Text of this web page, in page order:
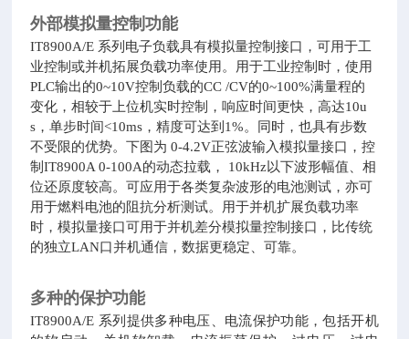
外部模拟量控制功能
IT8900A/E 系列电子负载具有模拟量控制接口，可用于工
业控制或并机拓展负载功率使用。用于工业控制时，使用
PLC输出的0~10V控制负载的CC /CV的0~100%满量程的
变化，相较于上位机实时控制，响应时间更快，高达10u
s，单步时间<10ms，精度可达到1%。同时，也具有步数
不受限的优势。下图为 0-4.2V正弦波输入模拟量接口，控
制IT8900A 0-100A的动态拉载， 10kHz以下波形幅值、相
位还原度较高。可应用于各类复杂波形的电池测试，亦可
用于燃料电池的阻抗分析测试。用于并机扩展负载功率
时，模拟量接口可用于并机差分模拟量控制接口，比传统
的独立LAN口并机通信，数据更稳定、可靠。
多种的保护功能
IT8900A/E 系列提供多种电压、电流保护功能，包括开机